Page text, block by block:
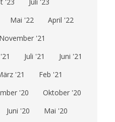
Mai '22
April '22
November '21
Juli '21
Juni '21
'21
Feb '21
'20
Oktober '20
Juni '20
Mai '20